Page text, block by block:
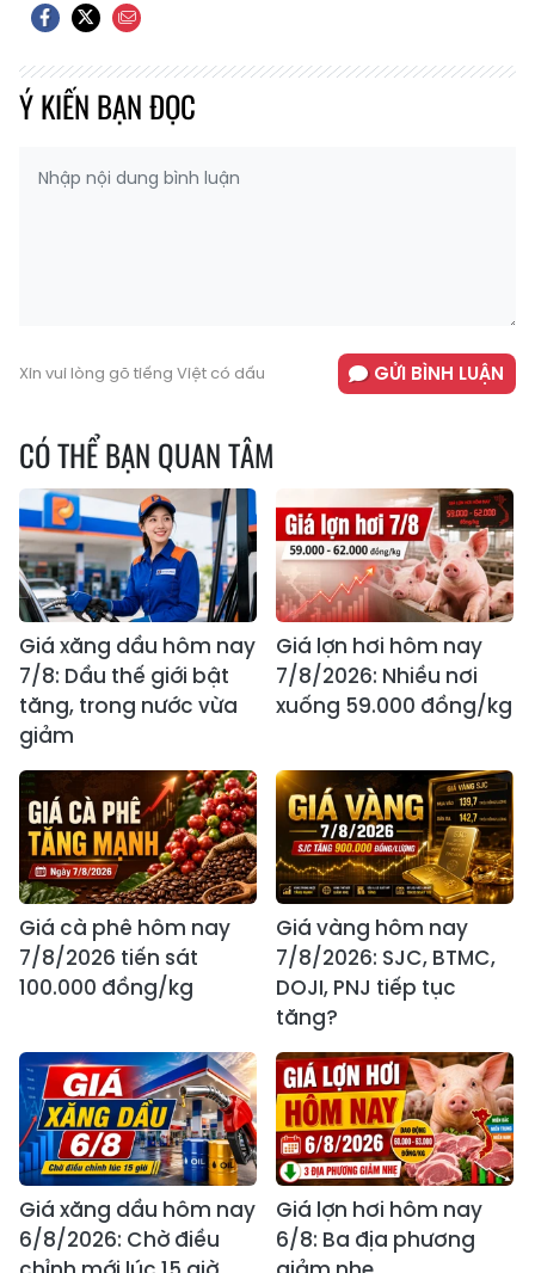
Ý KIẾN BẠN ĐỌC
Xin vui lòng gõ tiếng Việt có dấu GỬI BÌNH LUẬN
CÓ THỂ BẠN QUAN TÂM
Giá xăng dầu hôm nay
7/8: Dầu thế giới bật
tăng, trong nước vừa
giảm
Giá lợn hơi hôm nay
7/8/2026: Nhiều nơi
xuống 59.000 đồng/kg
Giá cà phê hôm nay
7/8/2026 tiến sát
100.000 đồng/kg
Giá vàng hôm nay
7/8/2026: SJC, BTMC,
DOJI, PNJ tiếp tục
tăng?
Giá xăng dầu hôm nay
6/8/2026: Chờ điều
Giá lợn hơi hôm nay
6/8: Ba địa phương